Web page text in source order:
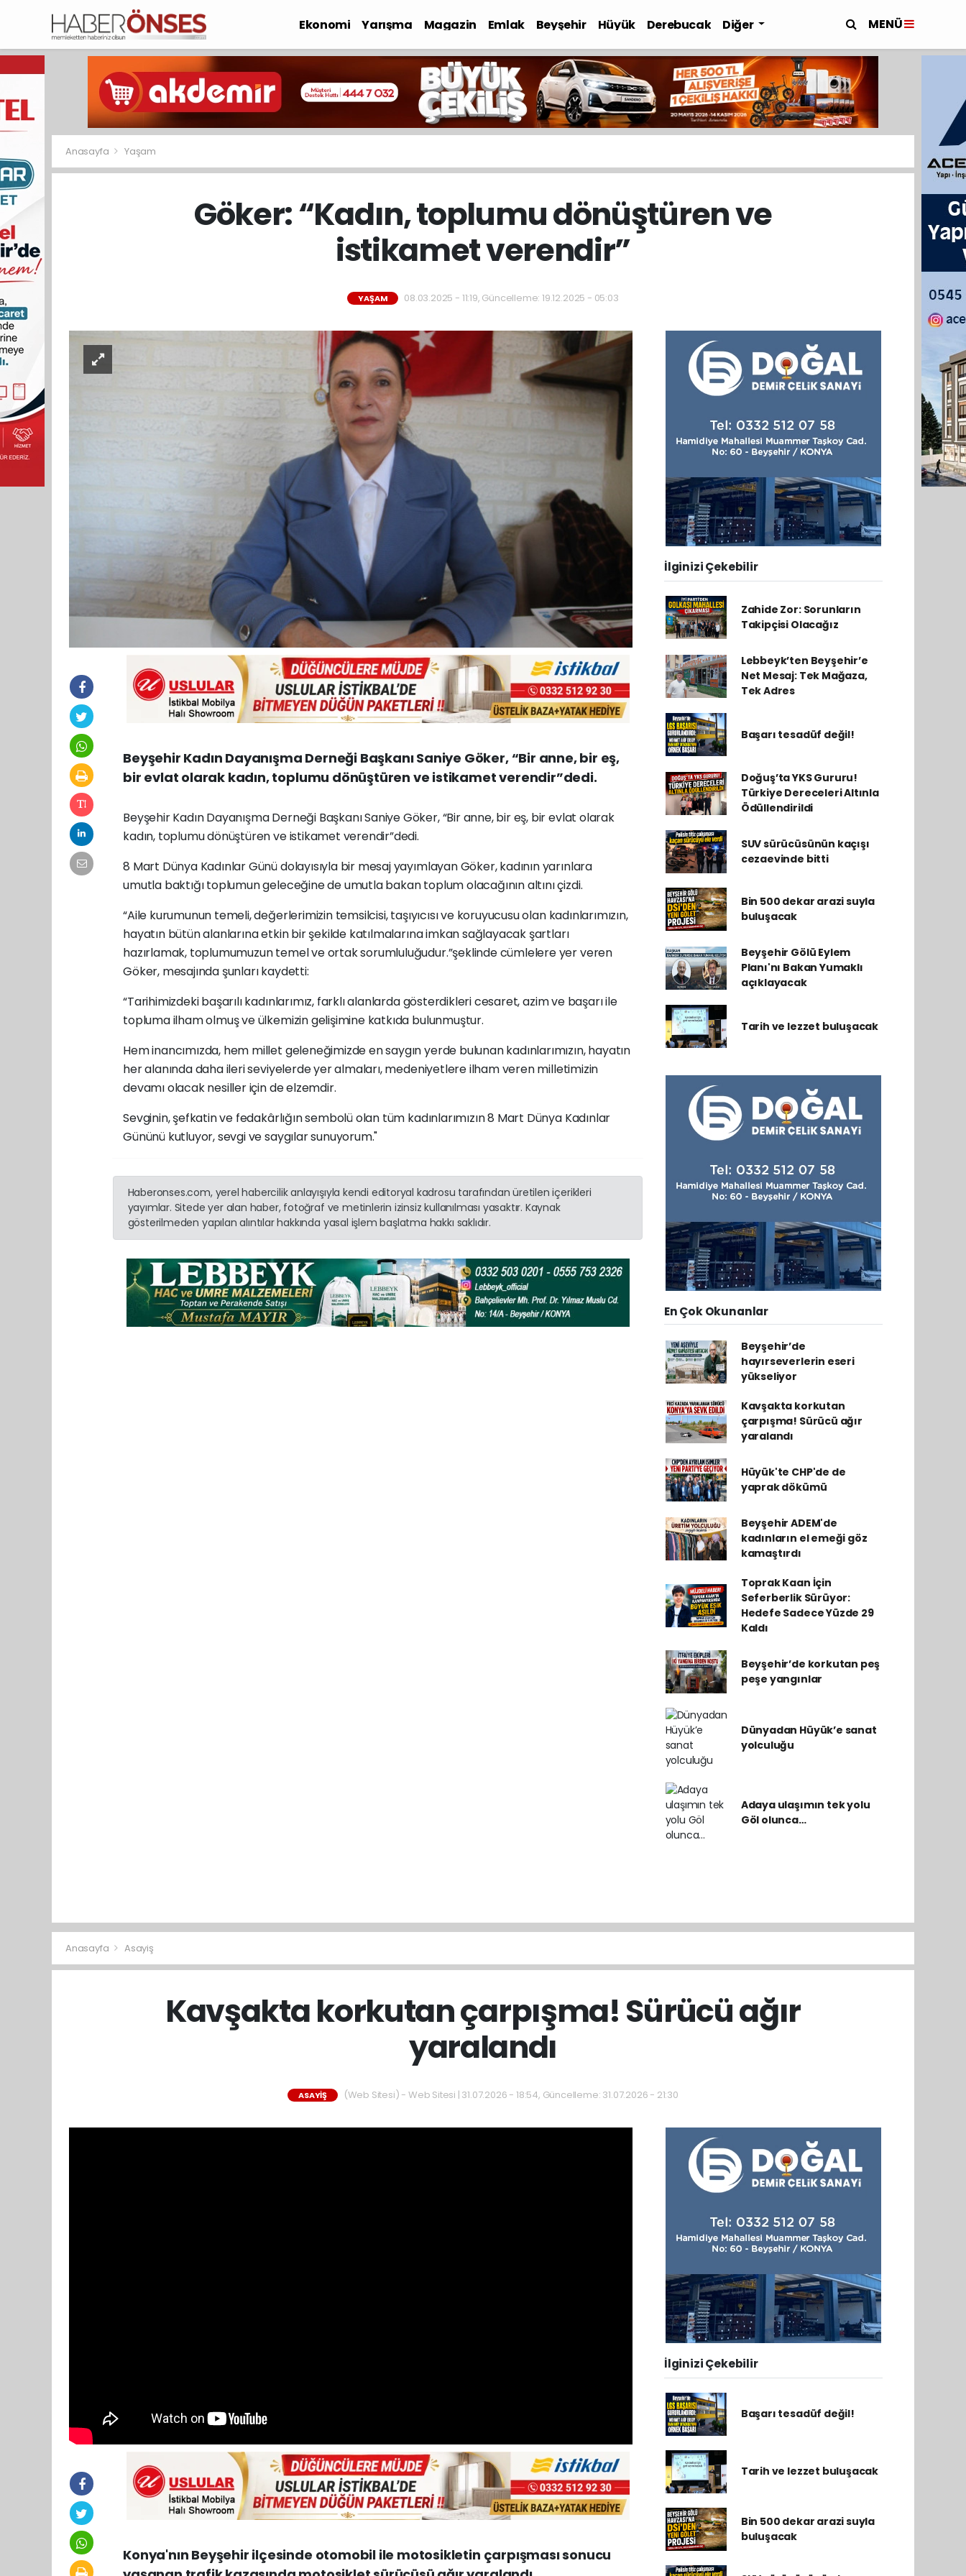
Ekonomi Yarışma Magazin Emlak Beyşehir Hüyük Derebucak Diğer MENÜ
Anasayfa Yaşam
Göker: “Kadın, toplumu dönüştüren ve
istikamet verendir”
YAŞAM 08.03.2025 - 11:19, Güncelleme: 19.12.2025 - 05:03
Beyşehir Kadın Dayanışma Derneği Başkanı Saniye Göker, “Bir anne, bir eş,
bir evlat olarak kadın, toplumu dönüştüren ve istikamet verendir”dedi.
Beyşehir Kadın Dayanışma Derneği Başkanı Saniye Göker, “Bir anne, bir eş, bir evlat olarak
kadın, toplumu dönüştüren ve istikamet verendir”dedi.
8 Mart Dünya Kadınlar Günü dolayısıyla bir mesaj yayımlayan Göker, kadının yarınlara
umutla baktığı toplumun geleceğine de umutla bakan toplum olacağının altını çizdi.
“Aile kurumunun temeli, değerlerimizin temsilcisi, taşıyıcısı ve koruyucusu olan kadınlarımızın,
hayatın bütün alanlarına etkin bir şekilde katılmalarına imkan sağlayacak şartları
hazırlamak, toplumumuzun temel ve ortak sorumluluğudur.”şeklinde cümlelere yer veren
Göker, mesajında şunları kaydetti:
“Tarihimizdeki başarılı kadınlarımız, farklı alanlarda gösterdikleri cesaret, azim ve başarı ile
topluma ilham olmuş ve ülkemizin gelişimine katkıda bulunmuştur.
Hem inancımızda, hem millet geleneğimizde en saygın yerde bulunan kadınlarımızın, hayatın
her alanında daha ileri seviyelerde yer almaları, medeniyetlere ilham veren milletimizin
devamı olacak nesiller için de elzemdir.
Sevginin, şefkatin ve fedakârlığın sembolü olan tüm kadınlarımızın 8 Mart Dünya Kadınlar
Gününü kutluyor, sevgi ve saygılar sunuyorum."
Haberonses.com, yerel habercilik anlayışıyla kendi editoryal kadrosu tarafından üretilen içerikleri
yayımlar. Sitede yer alan haber, fotoğraf ve metinlerin izinsiz kullanılması yasaktır. Kaynak
gösterilmeden yapılan alıntılar hakkında yasal işlem başlatma hakkı saklıdır.
İlginizi Çekebilir
Zahide Zor: Sorunların
Takipçisi Olacağız
Lebbeyk’ten Beyşehir’e
Net Mesaj: Tek Mağaza,
Tek Adres
Başarı tesadüf değil!
Doğuş’ta YKS Gururu!
Türkiye Dereceleri Altınla
Ödüllendirildi
SUV sürücüsünün kaçışı
cezaevinde bitti
Bin 500 dekar arazi suyla
buluşacak
Beyşehir Gölü Eylem
Planı'nı Bakan Yumaklı
açıklayacak
Tarih ve lezzet buluşacak
En Çok Okunanlar
Beyşehir’de
hayırseverlerin eseri
yükseliyor
Kavşakta korkutan
çarpışma! Sürücü ağır
yaralandı
Hüyük'te CHP'de de
yaprak dökümü
Beyşehir ADEM'de
kadınların el emeği göz
kamaştırdı
Toprak Kaan İçin
Seferberlik Sürüyor:
Hedefe Sadece Yüzde 29
Kaldı
Beyşehir’de korkutan peş
peşe yangınlar
Dünyadan Hüyük’e sanat
yolculuğu
Adaya ulaşımın tek yolu
Göl olunca…
Anasayfa Asayiş
Kavşakta korkutan çarpışma! Sürücü ağır
yaralandı
ASAYIŞ (Web Sitesi) - Web Sitesi | 31.07.2026 - 18:54, Güncelleme: 31.07.2026 - 21:30
Konya'nın Beyşehir ilçesinde otomobil ile motosikletin çarpışması sonucu
İlginizi Çekebilir
Başarı tesadüf değil!
Tarih ve lezzet buluşacak
Bin 500 dekar arazi suyla
buluşacak